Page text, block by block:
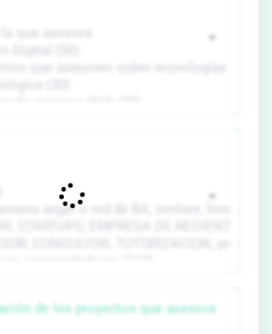
de los proyectos que asesora